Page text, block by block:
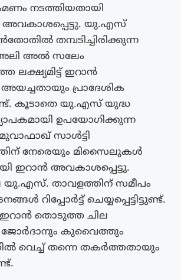
നടത്തിയതായി
യു.എസ്
തമ്പടിച്ചിരിക്കുന്ന
അൽ സലേം
ലക്ഷ്യമിട്ട് ഇറാൻ
പ്രാദേശിക
കൂടാതെ യു.എസ് യുദ്ധ
ഉപയോഗിക്കുന്ന
സാൾട്ടി
നേരെയും മിസൈലുകൾ
ഇറാൻ അവകാശപ്പെട്ടു.
താവളത്തിന് സമീപം
റിപ്പോർട്ട് ചെയ്യപ്പെട്ടിട്ടുണ്ട്.
തൊടുത്ത ചില
കുവൈത്തും
വെച്ച് തന്നെ തകർത്തതായും